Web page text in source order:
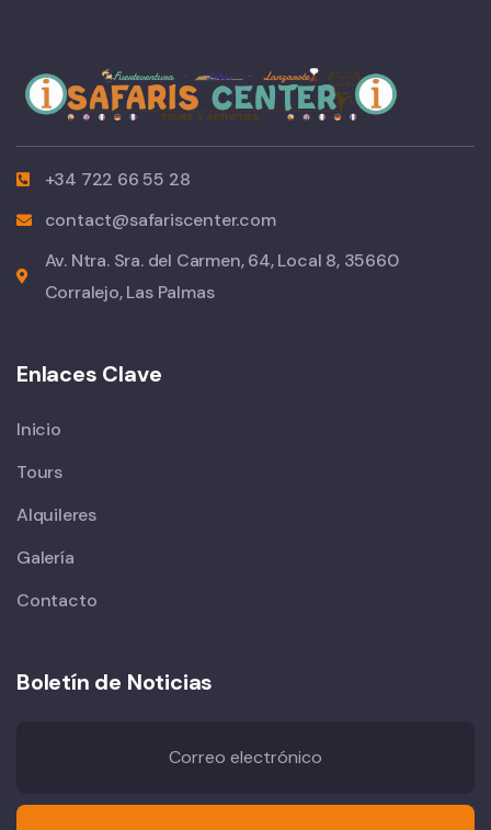
+34 722 66 55 28
contact@safariscenter.com
Av. Ntra. Sra. del Carmen, 64, Local 8, 35660
Corralejo, Las Palmas
Enlaces Clave
Inicio
Tours
Alquileres
Galería
Contacto
Boletín de Noticias